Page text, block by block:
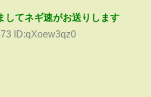
してネギ速がお送りします
ID:qXoew3qz0